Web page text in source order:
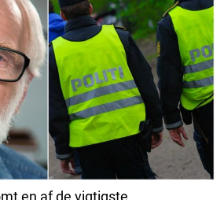
en af de vigtigste